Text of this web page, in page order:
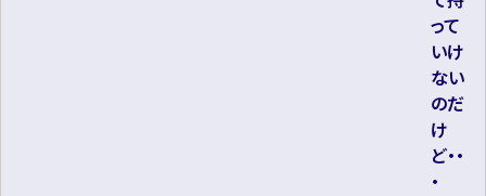
って
いけ
ない
のだ
け
ど・・
・